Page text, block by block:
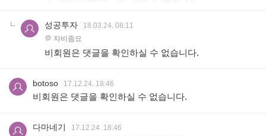
성공투자
18.03.24. 08:11
자비좀요
비회원은 댓글을 확인하실 수 없습니다.
botoso 17.12.24. 18:46
비회원은 댓글을 확인하실 수 없습니다.
다마네기 17.12.24. 18:46